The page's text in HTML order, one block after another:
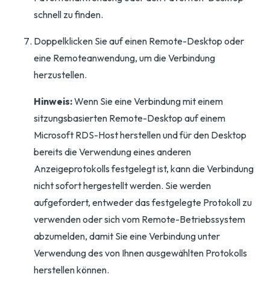
schnell zu finden.
Doppelklicken Sie auf einen Remote-Desktop oder
eine Remoteanwendung, um die Verbindung
herzustellen.
Hinweis:Wenn Sie eine Verbindung mit einem
sitzungsbasierten Remote-Desktop auf einem
Microsoft RDS-Host herstellen und für den Desktop
bereits die Verwendung eines anderen
Anzeigeprotokolls festgelegt ist, kann die Verbindung
nicht sofort hergestellt werden. Sie werden
aufgefordert, entweder das festgelegte Protokoll zu
verwenden oder sich vom Remote-Betriebssystem
abzumelden, damit Sie eine Verbindung unter
Verwendung des von Ihnen ausgewählten Protokolls
herstellen können.